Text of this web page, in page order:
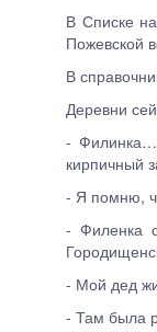
В Списке
Пожевской
В
Деревни
- Филинка…
кирпичный
- Я помню,
- Филенка
- Мой дед
- Там была